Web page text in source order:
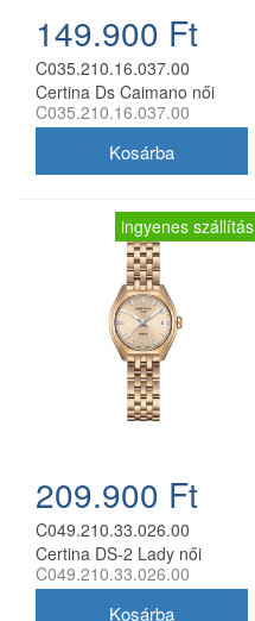
149.900 Ft
C035.210.16.037.00
Certina Ds Caimano női
analóg karóra
C035.210.16.037.00
ingyenes szállítás
209.900 Ft
C049.210.33.026.00
Certina DS-2 Lady női
analóg karóra
C049.210.33.026.00